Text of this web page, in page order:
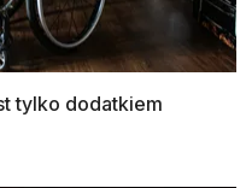
tylko dodatkiem